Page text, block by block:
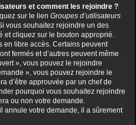
et comment les rejoindre ?
sur le lien Groupes d’utilisateurs
vous souhaitez rejoindre un des
et cliquez sur le bouton approprié.
en libre accès. Certains peuvent
fermés et d’autres peuvent même
», vous pouvez le rejoindre
», vous pouvez rejoindre le
d’être approuvée par un chef de
pourquoi vous souhaitez rejoindre
ou non votre demande.
annule votre demande, il a sûrement